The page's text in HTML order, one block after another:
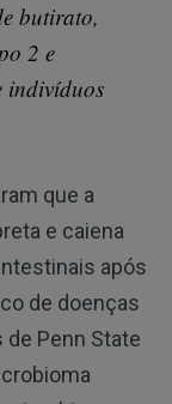
butirato,
2 e
indivíduos
que a
e caiena
após
de doenças
Penn State